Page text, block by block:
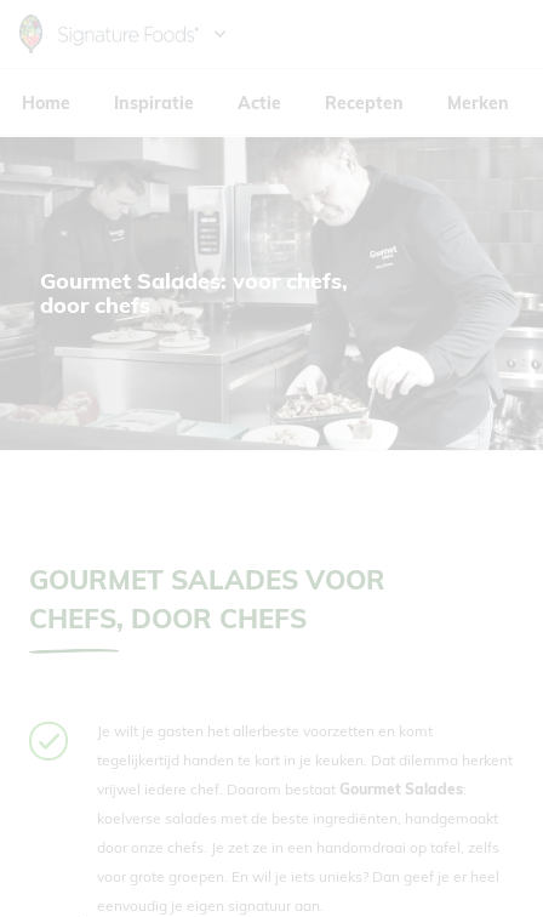
Skip
main
content
Home Inspiratie Actie Recepten Merken
Gourmet Salades: voor chefs,
door chefs
GOURMET SALADES VOOR
CHEFS, DOOR CHEFS
Je wilt je gasten het allerbeste voorzetten en komt
tegelijkertijd handen te kort in je keuken. Dat dilemma herkent
vrijwel iedere chef. Daarom bestaat Gourmet Salades:
koelverse salades met de beste ingrediënten, handgemaakt
door onze chefs. Je zet ze in een handomdraai op tafel, zelfs
voor grote groepen. En wil je iets unieks? Dan geef je er heel
eenvoudig je eigen signatuur aan.